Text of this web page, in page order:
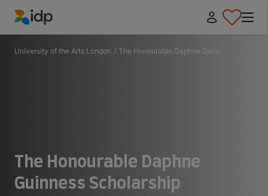
IDP Education
University of the Arts London / The Honourable Daphne Guinn...
The Honourable Daphne
Guinness Scholarship